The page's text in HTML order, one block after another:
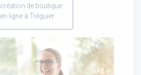
création de boutique
en ligne à Tréguier.